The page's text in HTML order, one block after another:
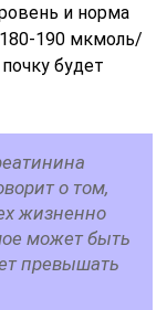
и норма
180-190 мкмоль/
будет
о том,
жизненно
может быть
превышать